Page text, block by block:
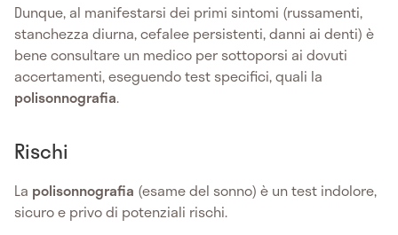
Dunque, al manifestarsi dei primi sintomi (russamenti,
stanchezza diurna, cefalee persistenti, danni ai denti) è
bene consultare un medico per sottoporsi ai dovuti
accertamenti, eseguendo test specifici, quali la
polisonnografia.
Rischi
La polisonnografia (esame del sonno) è un test indolore,
sicuro e privo di potenziali rischi.